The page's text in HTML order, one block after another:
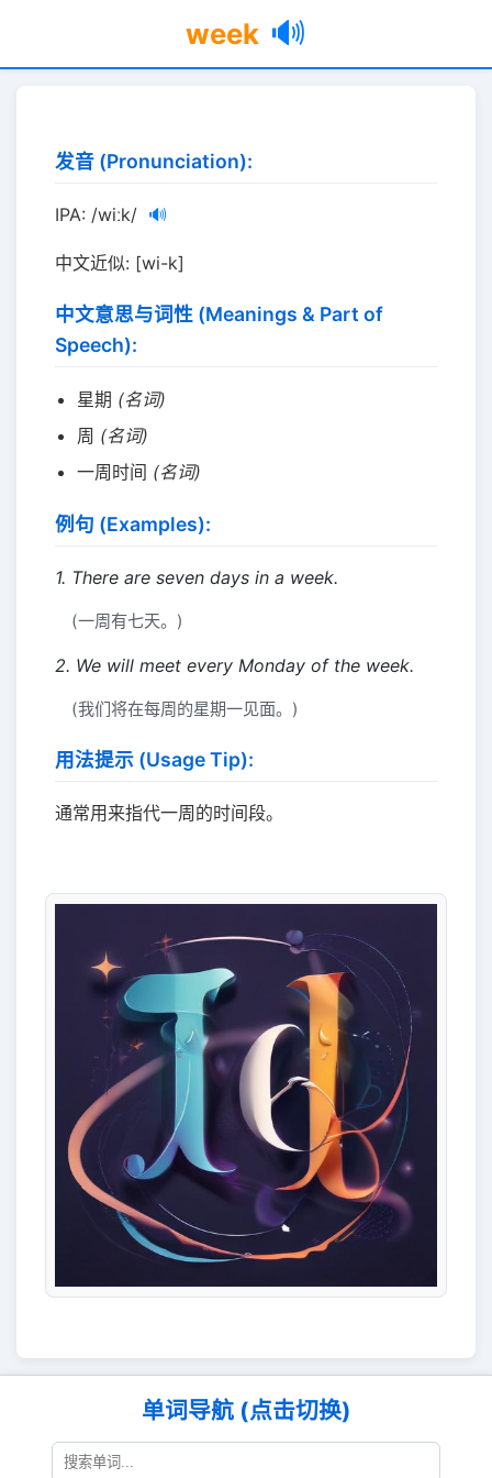
week 🔊
发音 (Pronunciation):
IPA: /wiːk/ 🔊
中文近似: [wi-k]
中文意思与词性 (Meanings & Part of
Speech):
星期 (名词)
周 (名词)
一周时间 (名词)
例句 (Examples):
1. There are seven days in a week.
(一周有七天。)
2. We will meet every Monday of the week.
(我们将在每周的星期一见面。)
用法提示 (Usage Tip):
通常用来指代一周的时间段。
单词导航 (点击切换)